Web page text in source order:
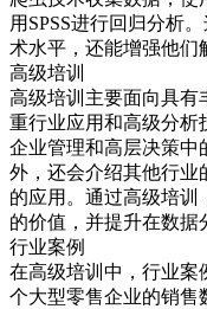
用SPSS进行回归分析
术水平，还能增强他们
高级培训
高级培训主要面向具有
重行业应用和高级分析
企业管理和高层决策中
外，还会介绍其他行业
的应用。通过高级培训
的价值，并提升在数据
行业案例
在高级培训中，行业案
个大型零售企业的销售